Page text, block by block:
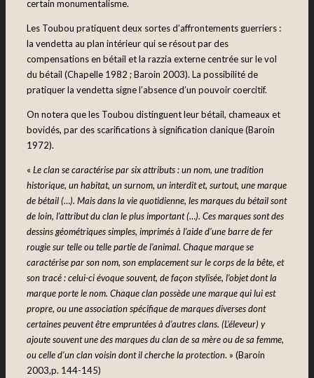
certain monumentalisme.
Les Toubou pratiquent deux sortes d’affrontements guerriers :
la vendetta au plan intérieur qui se résout par des
compensations en bétail et la razzia externe centrée sur le vol
du bétail (Chapelle 1982 ; Baroin 2003). La possibilité de
pratiquer la vendetta signe l’absence d’un pouvoir coercitif.
On notera que les Toubou distinguent leur bétail, chameaux et
bovidés, par des scarifications à signification clanique (Baroin
1972).
« Le clan se caractérise par six attributs : un nom, une tradition
historique, un habitat, un surnom, un interdit et, surtout, une marque
de bétail (…). Mais dans la vie quotidienne, les marques du bétail sont
de loin, l’attribut du clan le plus important (…). Ces marques sont des
dessins géométriques simples, imprimés à l’aide d’une barre de fer
rougie sur telle ou telle partie de l’animal. Chaque marque se
caractérise par son nom, son emplacement sur le corps de la bête, et
son tracé : celui-ci évoque souvent, de façon stylisée, l’objet dont la
marque porte le nom. Chaque clan possède une marque qui lui est
propre, ou une association spécifique de marques diverses dont
certaines peuvent être empruntées à d’autres clans. (L’éleveur) y
ajoute souvent une des marques du clan de sa mère ou de sa femme,
ou celle d’un clan voisin dont il cherche la protection. » (Baroin
2003,p. 144-145)